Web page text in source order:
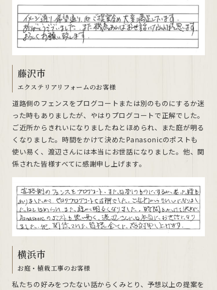
藤沢市
エクステリアリフォームのお客様
道路側のフェンスをプログコートまたは別のものにするか迷
った時もありましたが、やはりプログコートで正解でした。
ご近所からきれいになりましたねとほめられ、また庭が明る
くなりました。時間をかけて決めたPanasonicのポストも
使い易く、渡辺さんには本当にお世話になりました。他、関
係された皆様すべてに感謝申し上げます。
横浜市
お庭・植栽工事のお客様
私たちの好みをつたない話からくみとり、予想以上の提案を